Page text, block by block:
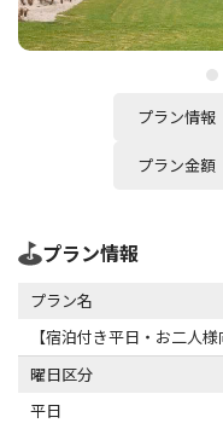
プラン情報
プラン金額
プラン情報
プラン名
【宿泊付き平日・お二人
曜日区分
平日